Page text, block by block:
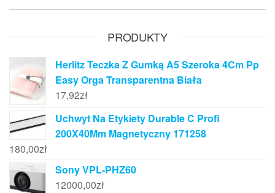
PRODUKTY
Herlitz Teczka Z Gumką A5 Szeroka 4Cm Pp
Easy Orga Transparentna Biała
17,92zł
Uchwyt Na Etykiety Durable C Profi
200X40Mm Magnetyczny 171258
180,00zł
Sony VPL-PHZ60
12000,00zł